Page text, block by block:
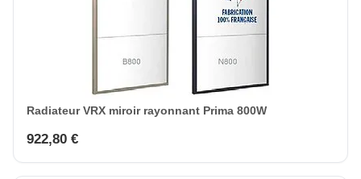
Radiateur VRX miroir rayonnant Prima 800W
922,80 €